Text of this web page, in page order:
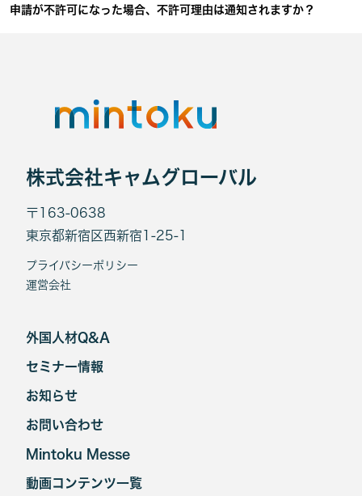
申請が不許可になった場合、不許可理由は通知されますか？
株式会社キャムグローバル
〒163-0638
東京都新宿区西新宿1-25-1
プライバシーポリシー
運営会社
外国人材Q&A
セミナー情報
お知らせ
お問い合わせ
Mintoku Messe
動画コンテンツ一覧